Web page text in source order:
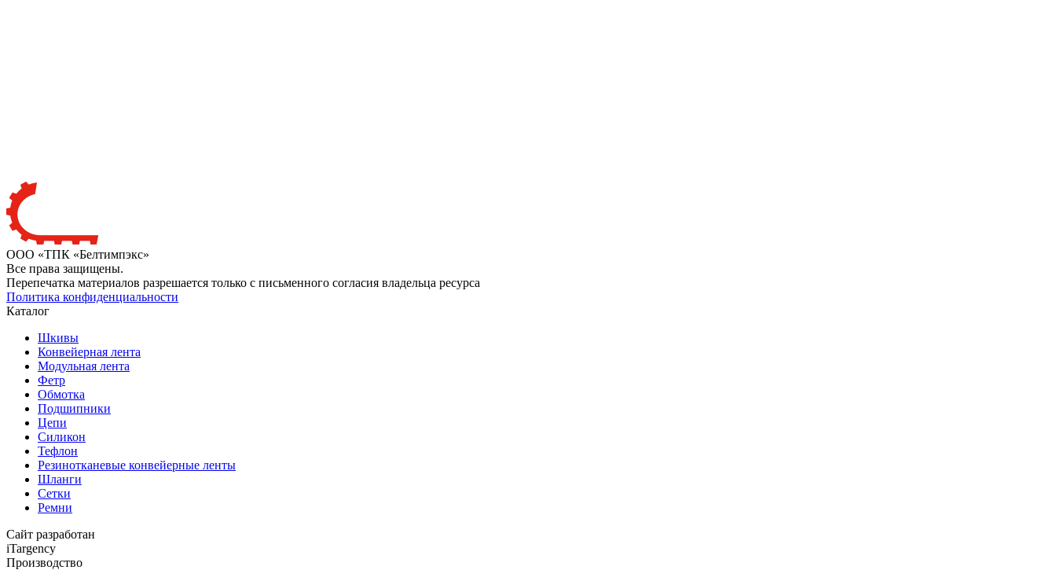
ООО «ТПК «Белтимпэкс»
Все права защищены.
Перепечатка материалов разрешается только с письменного согласия владельца ресурса
Политика конфиденциальности
Каталог
Шкивы
Конвейерная лента
Модульная лента
Фетр
Обмотка
Подшипники
Цепи
Силикон
Тефлон
Резинотканевые конвейерные ленты
Шланги
Сетки
Ремни
Сайт разработан
iTargency
Производство